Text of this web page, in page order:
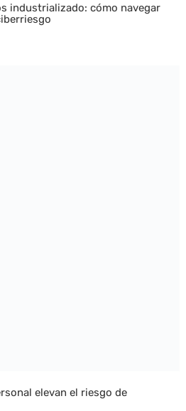
industrializado: cómo navegar
elevan el riesgo de